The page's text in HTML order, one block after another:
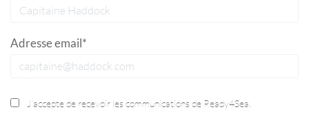
Adresse email*
J’accepte de recevoir les communications de Ready4Sea.